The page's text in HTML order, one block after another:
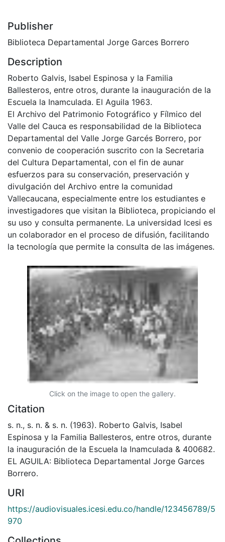
Publisher
Biblioteca Departamental Jorge Garces Borrero
Description
Roberto Galvis, Isabel Espinosa y la Familia
Ballesteros, entre otros, durante la inauguración de la
Escuela la Inamculada. El Aguila 1963.
El Archivo del Patrimonio Fotográfico y Fílmico del
Valle del Cauca es responsabilidad de la Biblioteca
Departamental del Valle Jorge Garcés Borrero, por
convenio de cooperación suscrito con la Secretaria
del Cultura Departamental, con el fin de aunar
esfuerzos para su conservación, preservación y
divulgación del Archivo entre la comunidad
Vallecaucana, especialmente entre los estudiantes e
investigadores que visitan la Biblioteca, propiciando el
su uso y consulta permanente. La universidad Icesi es
un colaborador en el proceso de difusión, facilitando
la tecnología que permite la consulta de las imágenes.
Click on the image to open the gallery.
Citation
s. n., s. n. & s. n. (1963). Roberto Galvis, Isabel
Espinosa y la Familia Ballesteros, entre otros, durante
la inauguración de la Escuela la Inamculada & 400682.
EL AGUILA: Biblioteca Departamental Jorge Garces
Borrero.
URI
https://audiovisuales.icesi.edu.co/handle/123456789/5
970